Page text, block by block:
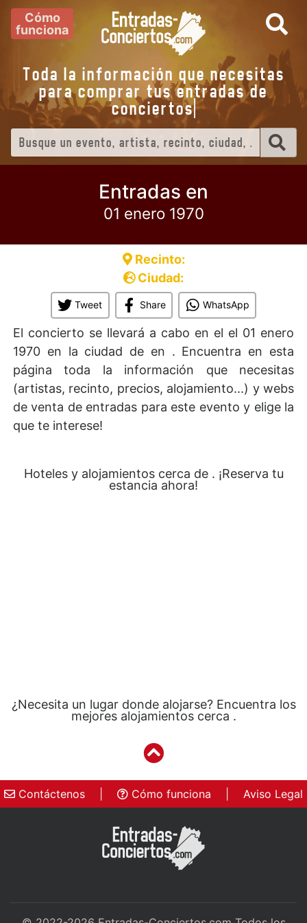
Cómo
funciona
Toda la información que necesitas
para comprar tus entradas de
concierto
Entradas en
01 enero 1970
Recinto:
Ciudad:
Tweet Share WhatsApp
El concierto se llevará a cabo en el el 01 enero
1970 en la ciudad de en . Encuentra en esta
página toda la información que necesitas
(artistas, recinto, precios, alojamiento...) y webs
de venta de entradas para este evento y elige la
que te interese!
Hoteles y alojamientos cerca de . ¡Reserva tu
estancia ahora!
¿Necesita un lugar donde alojarse? Encuentra los
mejores alojamientos cerca .
Contáctenos Cómo funciona Aviso Legal